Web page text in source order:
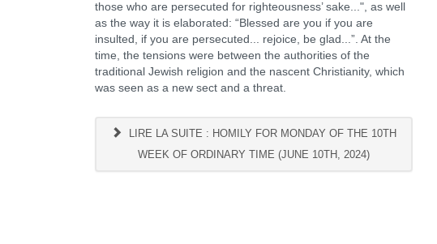
those who are persecuted for righteousness’ sake...", as well
as the way it is elaborated: “Blessed are you if you are
insulted, if you are persecuted... rejoice, be glad...”. At the
time, the tensions were between the authorities of the
traditional Jewish religion and the nascent Christianity, which
was seen as a new sect and a threat.
LIRE LA SUITE : HOMILY FOR MONDAY OF THE 10TH
WEEK OF ORDINARY TIME (JUNE 10TH, 2024)